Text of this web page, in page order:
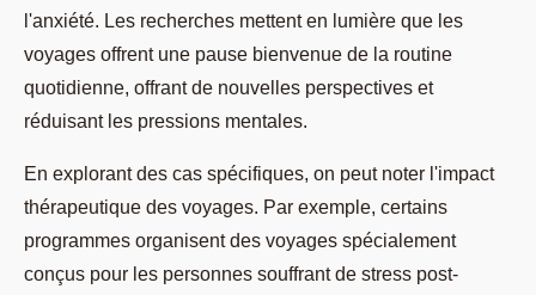
l'anxiété. Les recherches mettent en lumière que les
voyages offrent une pause bienvenue de la routine
quotidienne, offrant de nouvelles perspectives et
réduisant les pressions mentales.
En explorant des cas spécifiques, on peut noter l'impact
thérapeutique des voyages. Par exemple, certains
programmes organisent des voyages spécialement
conçus pour les personnes souffrant de stress post-